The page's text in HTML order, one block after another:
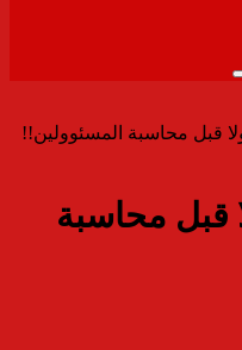
بحث
قبل محاسبة المسئوولين!!
قبل محاسبة